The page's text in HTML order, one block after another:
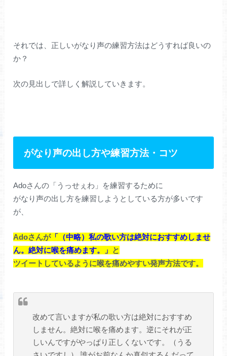
それでは、正しいがなり声の練習方法はどうすれば良いの
か？
次の見出しで詳しく解説していきます。
がなり声の出し方や練習方法・コツ
Adoさんの「うっせぇわ」を練習するために
がなり声の出し方を練習しようとしている方が多いです
が、
Adoさんが「（中略）私の歌い方は絶対におすすめしませ
ん。絶対に喉を痛めます。」 と
ツイートしているように喉を痛めやすい発声方法です。
改めて言いますが私の歌い方は絶対におすすめ
しません。絶対に喉を痛めます。逆にそれが正
しいんですがやっぱり正しくないです。（うる